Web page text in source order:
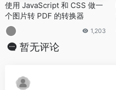
使用 JavaScript 和 CSS 做一
个图片转 PDF 的转换器
1,203
暂无评论